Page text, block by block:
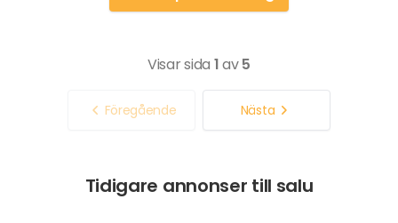
Visar sida 1av5
Föregående Nästa
Tidigare annonser till salu